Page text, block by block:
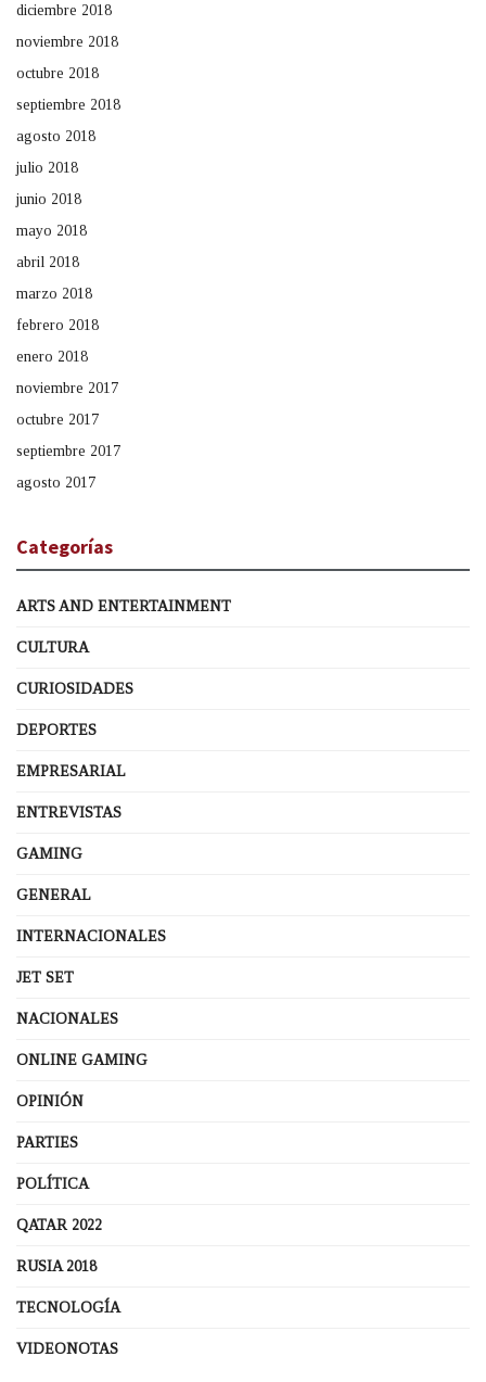
diciembre 2018
noviembre 2018
octubre 2018
septiembre 2018
agosto 2018
julio 2018
junio 2018
mayo 2018
abril 2018
marzo 2018
febrero 2018
enero 2018
noviembre 2017
octubre 2017
septiembre 2017
agosto 2017
Categorías
ARTS AND ENTERTAINMENT
CULTURA
CURIOSIDADES
DEPORTES
EMPRESARIAL
ENTREVISTAS
GAMING
GENERAL
INTERNACIONALES
JET SET
NACIONALES
ONLINE GAMING
OPINIÓN
PARTIES
POLÍTICA
QATAR 2022
RUSIA 2018
TECNOLOGÍA
VIDEONOTAS